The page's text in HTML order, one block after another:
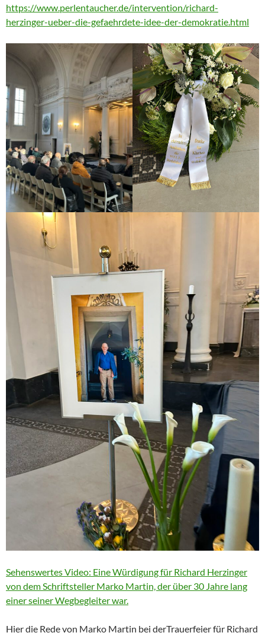
https://www.perlentaucher.de/intervention/richard-
herzinger-ueber-die-gefaehrdete-idee-der-demokratie.html
Sehenswertes Video: Eine Würdigung für Richard Herzinger
von dem Schriftsteller Marko Martin, der über 30 Jahre lang
einer seiner Wegbegleiter war.
Hier die Rede von Marko Martin bei derTrauerfeier für Richard